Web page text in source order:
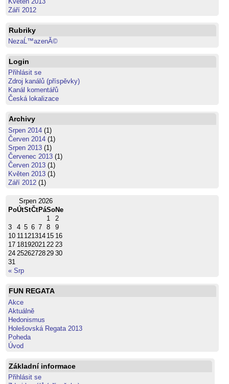
Září 2012
Rubriky
NezaĹ™azenĂ©
Login
Přihlásit se
Zdroj kanálů (příspěvky)
Kanál komentářů
Česká lokalizace
Archivy
Srpen 2014(1)
Červen 2014(1)
Srpen 2013(1)
Červenec 2013(1)
Červen 2013(1)
Květen 2013(1)
Září 2012(1)
Srpen 2026
PoÚtStČtPáSoNe
1
2
3
4 5 6 7 8
9
10 11121314 15 16
17 1819202122 23
24 2526272829 30
31
« Srp
FUN REGATA
Akce
Aktuálně
Hedonismus
Holešovská Regata 2013
Poheda
Úvod
Základní informace
Přihlásit se